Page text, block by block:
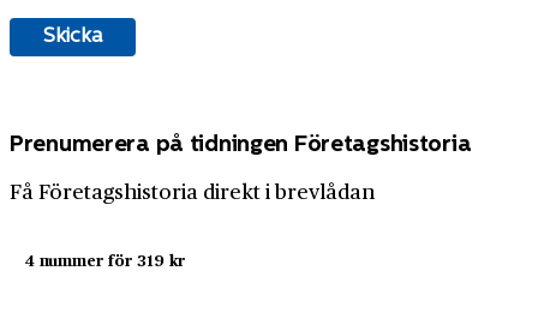
Prenumerera på tidningen Företagshistoria
Få Företagshistoria direkt i brevlådan
4 nummer för 319 kr